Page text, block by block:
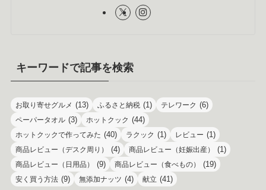
キーワードで記事を検索
お取り寄せグルメ (13) ふるさと納税 (1) テレワーク (6)
ペーパータオル (3) ホットクック (44)
ホットクックで作ってみた (40) ラクック (1) レビュー (1)
商品レビュー（デスク周り） (4) 商品レビュー（妊娠出産） (1)
商品レビュー（日用品） (9) 商品レビュー（食べもの） (19)
安く買う方法 (9) 無添加ナッツ (4) 献立 (41)